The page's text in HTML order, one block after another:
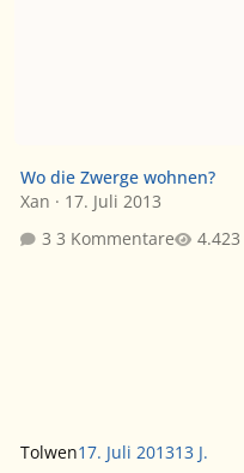
Wo die Zwerge wohnen?
Xan · 17. Juli 2013
3 Kommentare
Tolwen17. Juli 201313 J.